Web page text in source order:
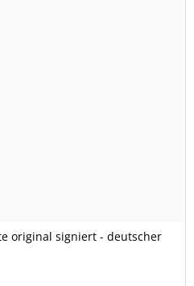
original signiert - deutscher